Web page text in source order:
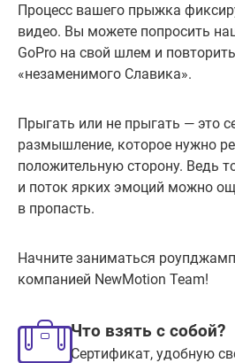
Процесс вашего прыжка
видео. Вы можете попросить
GoPro на свой шлем и
«незаменимого Славика».
Прыгать или не прыгать — это
размышление, которое нужно
положительную сторону. Ведь
и поток ярких эмоций можно
в пропасть.
Начните заниматься
компанией NewMotion Team!
Что взять с собой?
Сертификат, удобную